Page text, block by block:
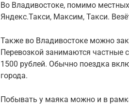
Во Владивостоке, помимо
Яндекс.Такси, Максим, Такси.
Также во Владивостоке можно
Перевозкой занимаются частные
1500 рублей. Обычно поездка
города.
Побывать у маяка можно и в